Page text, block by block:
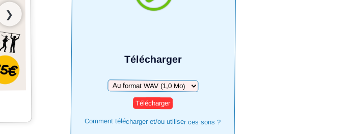
Télécharger
Télécharger
Comment télécharger et/ou utiliser ces sons ?
❯